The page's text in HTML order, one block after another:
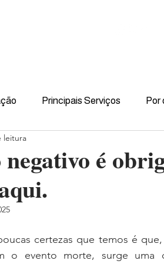
Principais Serviços Por
é
leitura
certezas que temos é
o evento morte, surge uma